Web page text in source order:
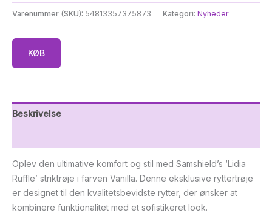
Varenummer (SKU): 54813357375873 Kategori: Nyheder
KØB
Beskrivelse
Oplev den ultimative komfort og stil med Samshield’s ‘Lidia
Ruffle’ striktrøje i farven Vanilla. Denne eksklusive ryttertrøje
er designet til den kvalitetsbevidste rytter, der ønsker at
kombinere funktionalitet med et sofistikeret look.